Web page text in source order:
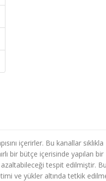
içerirler. Bu kanallar sıklıkla
bir bütçe içerisinde yapılan bir
azaltabileceği tespit edilmiştir. Bu
ve yükler altında tetkik